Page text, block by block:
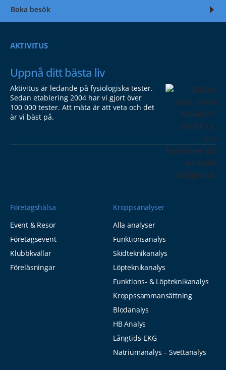
Boka besök
AKTIVITUS
Uppnå ditt bästa liv
Aktivitus är ledande på fysiologiska tester.
Sedan etablering 2004 har vi gjort över
100 000 tester. Att mäta är att veta och det
är vi bäst på.
Företagshälsa
Event & Resor
Företagsevent
Klubbkvällar
Föreläsningar
Kroppsanalyser
Alla analyser
Funktionsanalys
Skidteknikanalys
Löpteknikanalys
Funktions- & Löpteknikanalys
Kroppssammansättning
Blodanalys
HB Analys
Långtids-EKG
Natriumanalys – Svettanalys